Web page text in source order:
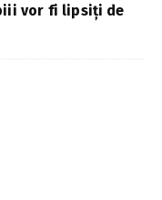
vor fi lipsiți de